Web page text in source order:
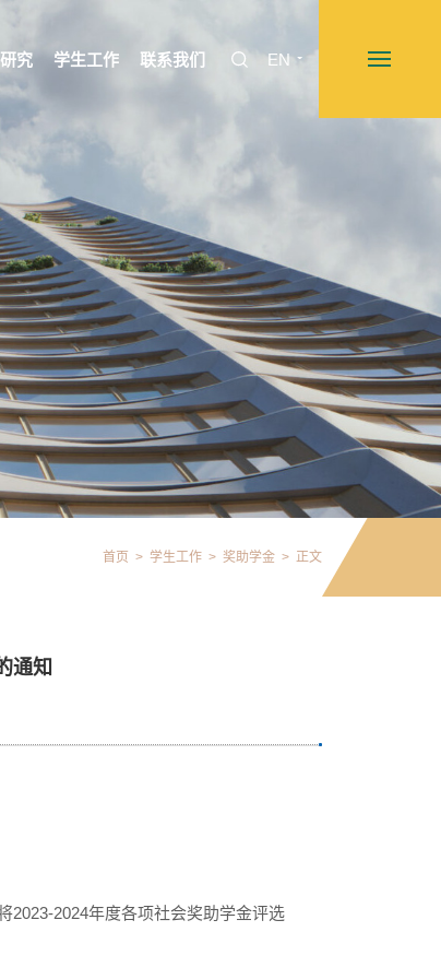
究 学生工作 联系我们 EN
首页 > 学生工作 > 奖助学金 > 正文
通知
2023-2024年度各项社会奖助学金评选